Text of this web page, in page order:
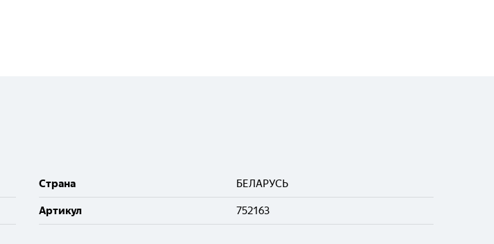
Cтрана БЕЛАРУСЬ
Артикул 752163